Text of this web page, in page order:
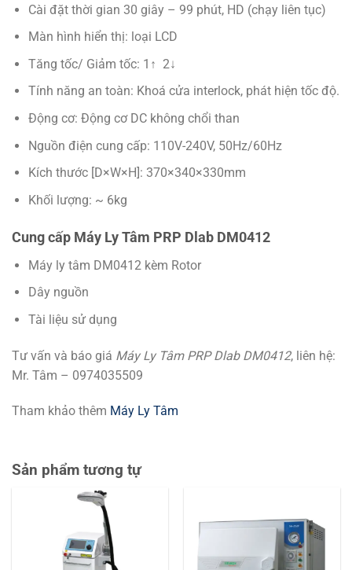
Cài đặt thời gian 30 giây – 99 phút, HD (chạy liên tục)
Màn hình hiển thị: loại LCD
Tăng tốc/ Giảm tốc: 1↑ 2↓
Tính năng an toàn: Khoá cửa interlock, phát hiện tốc độ.
Động cơ: Động cơ DC không chổi than
Nguồn điện cung cấp: 110V-240V, 50Hz/60Hz
Kích thước [D×W×H]: 370×340×330mm
Khối lượng: ~ 6kg
Cung cấp Máy Ly Tâm PRP Dlab DM0412
Máy ly tâm DM0412 kèm Rotor
Dây nguồn
Tài liệu sử dụng
Tư vấn và báo giá Máy Ly Tâm PRP Dlab DM0412, liên hệ:
Mr. Tâm – 0974035509
Tham khảo thêm Máy Ly Tâm
Sản phẩm tương tự